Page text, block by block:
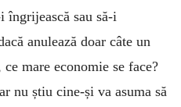
îngrijească sau să-i
anulează doar câte un
mare economie se face?
nu știu cine-și va asuma să